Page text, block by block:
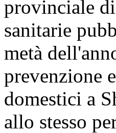
provinciale
sanitarie
metà
prevenzione
domestici a
allo stesso